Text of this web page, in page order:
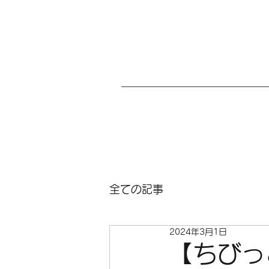
全ての記事
【ちび
2024年3月1日